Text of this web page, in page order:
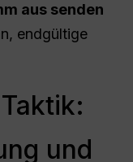
aus senden
endgültige
und